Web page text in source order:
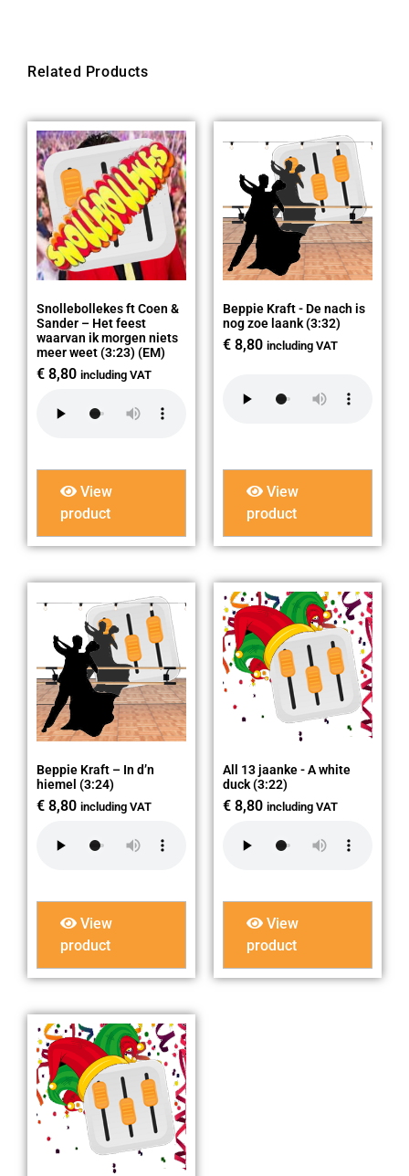
Related Products
Snollebollekes ft Coen &
Sander – Het feest
waarvan ik morgen niets
meer weet (3:23) (EM)
€ 8,80 including VAT
View
product
Beppie Kraft - De nach is
nog zoe laank (3:32)
€ 8,80 including VAT
View
product
Beppie Kraft – In d’n
hiemel (3:24)
€ 8,80 including VAT
View
product
All 13 jaanke - A white
duck (3:22)
€ 8,80 including VAT
View
product